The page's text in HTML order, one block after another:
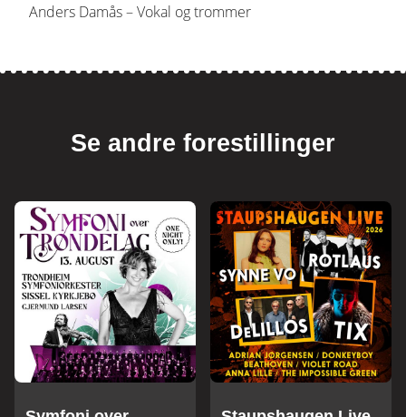
Anders Damås – Vokal og trommer
Se andre forestillinger